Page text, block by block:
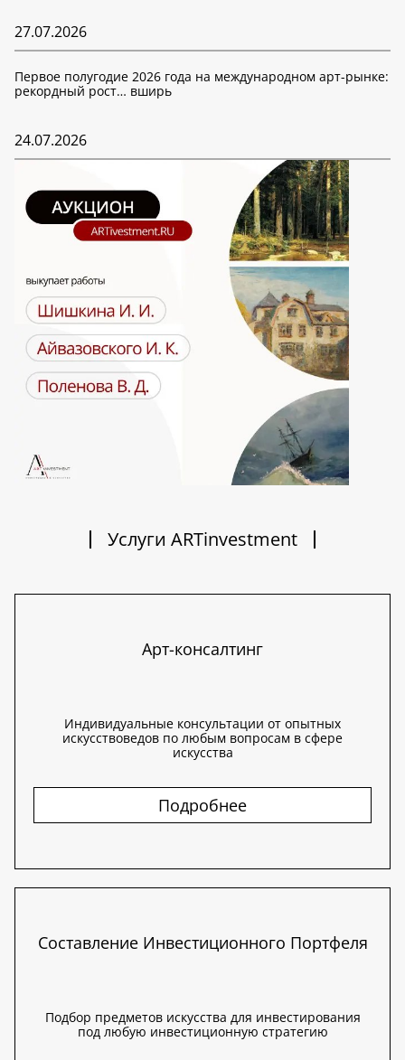
27.07.2026
Первое полугодие 2026 года на международном арт-рынке:
рекордный рост… вширь
24.07.2026
Услуги ARTinvestment
Арт-консалтинг
Индивидуальные консультации от опытных
искусствоведов по любым вопросам в сфере
искусства
Подробнее
Составление Инвестиционного Портфеля
Подбор предметов искусства для инвестирования
под любую инвестиционную стратегию